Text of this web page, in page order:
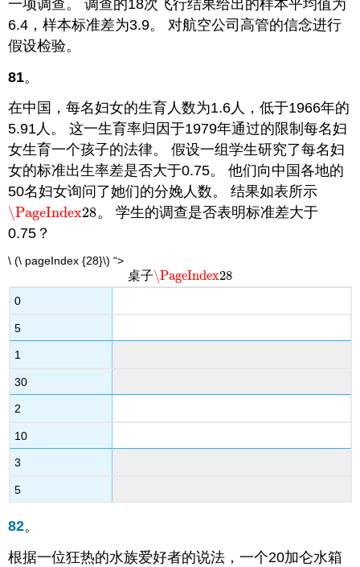
一项调查。 调查的18次飞行结果给出的样本平均值为
6.4，样本标准差为3.9。 对航空公司高管的信念进行
假设检验。
81。
在中国，每名妇女的生育人数为1.6人，低于1966年的
5.91人。 这一生育率归因于1979年通过的限制每名妇
女生育一个孩子的法律。 假设一组学生研究了每名妇
女的标准出生率差是否大于0.75。 他们向中国各地的
50名妇女询问了她们的分娩人数。 结果如表所示
\PageIndex28
\PageIndex28。 学生的调查是否表明标准差大于
0.75？
\ (\ pageIndex {28}\) “>
桌子\PageIndex28
\PageIndex28
0
5
1
30
2
10
3
5
82。
根据一位狂热的水族爱好者的说法，一个20加仑水箱